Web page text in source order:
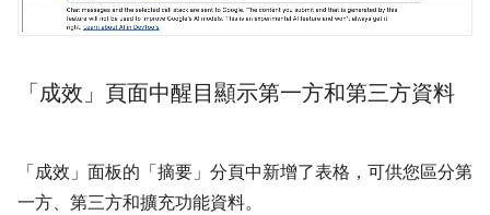
「成效」頁面中醒目顯示第一方和第三方資料
「成效」 面板的「摘要」 分頁中新增了表格，可供您區分第
一方、第三方和擴充功能資料。